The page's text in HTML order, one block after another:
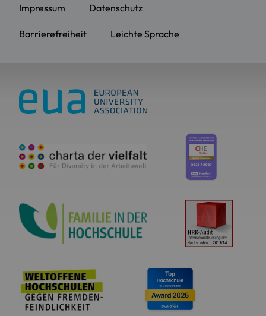
Impressum Datenschutz
Barrierefreiheit Leichte Sprache